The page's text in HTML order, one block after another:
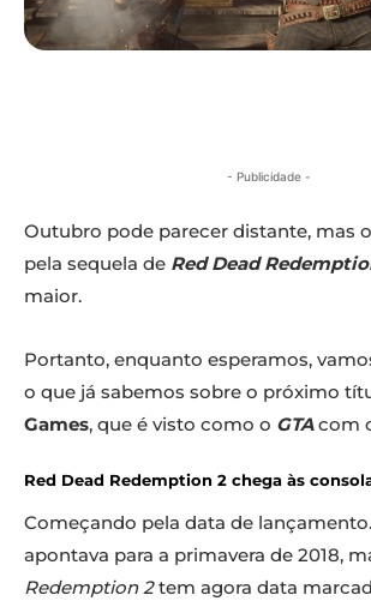
- Publicidade -
Outubro pode parecer distante, mas
pela sequela de Red Dead
maior.
Portanto, enquanto esperamos,
o que já sabemos sobre o próximo
Games, que é visto como o GTA com
Red Dead Redemption 2 chega às
Começando pela data de
apontava para a primavera de 2018,
Redemption 2tem agora data